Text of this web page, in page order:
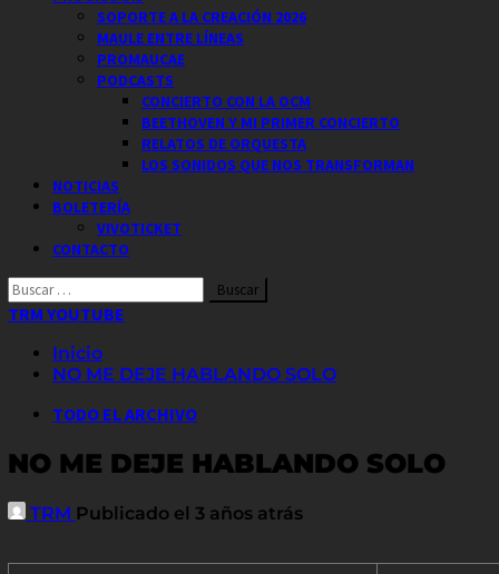
SOPORTE A LA CREACIÓN 2026
MAULE ENTRE LÍNEAS
PROMAUCAE
PODCASTS
CONCIERTO CON LA OCM
BEETHOVEN Y MI PRIMER CONCIERTO
RELATOS DE ORQUESTA
LOS SONIDOS QUE NOS TRANSFORMAN
NOTICIAS
BOLETERÍA
VIVOTICKET
CONTACTO
Buscar
por:
TRM YOUTUBE
Inicio
NO ME DEJE HABLANDO SOLO
TODO EL ARCHIVO
NO ME DEJE HABLANDO SOLO
TRM Publicado el 3 años atrás